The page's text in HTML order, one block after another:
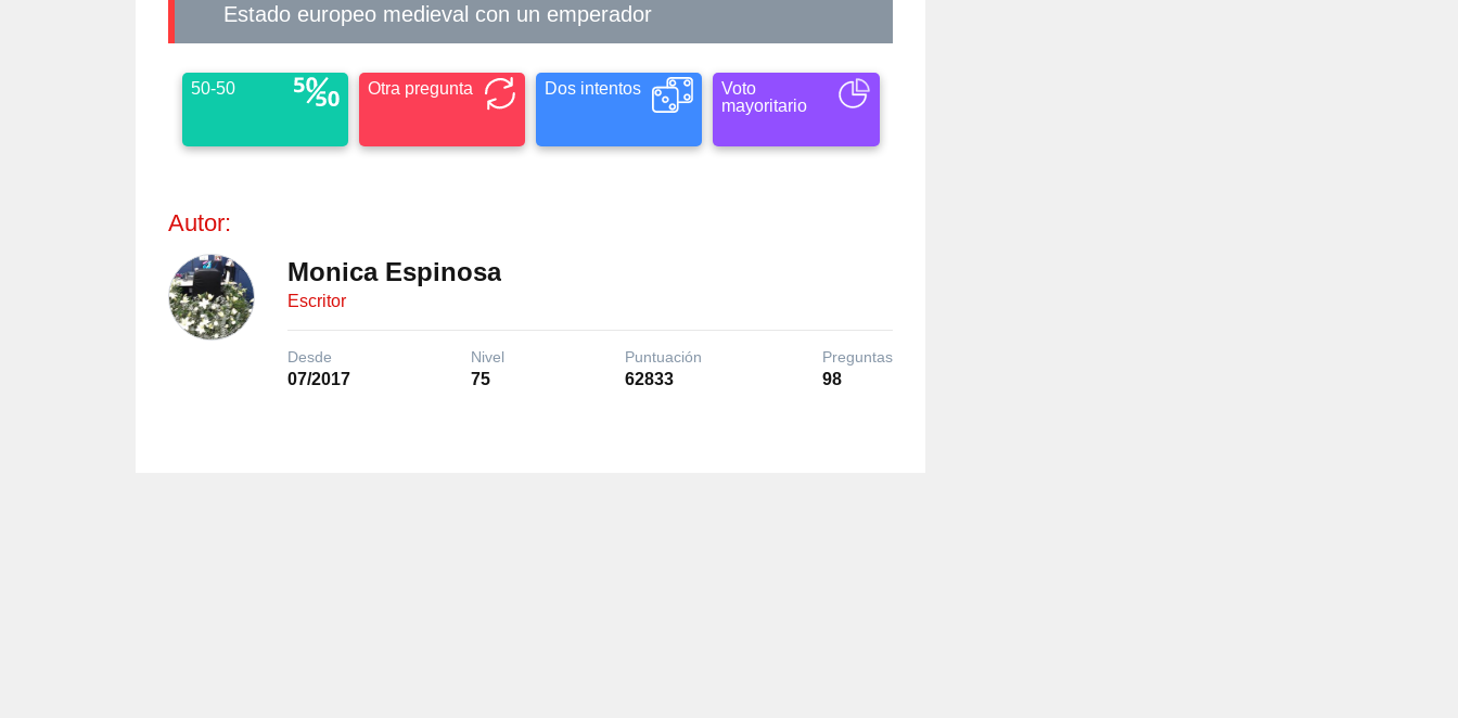
Estado europeo medieval con un emperador
50-50 Otra pregunta Dos intentos
Voto
mayoritario
Autor:
Monica Espinosa
Escritor
Desde
07/2017
Nivel
75
Puntuación
62833
Preguntas
98